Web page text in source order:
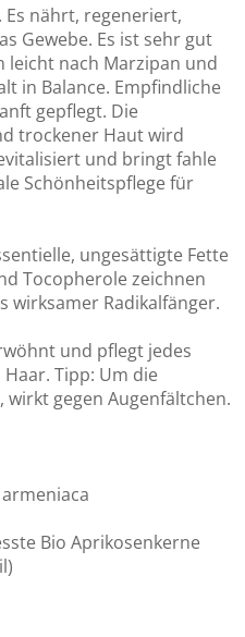
nährt, regeneriert,
Gewebe. Es ist sehr gut
nach Marzipan und
in Balance. Empfindliche
gepflegt. Die
trockener Haut wird
und bringt fahle
Schönheitspflege für
ungesättigte Fette
Tocopherole zeichnen
wirksamer Radikalfänger.
und pflegt jedes
Tipp: Um die
gegen Augenfältchen.
Bio Aprikosenkerne